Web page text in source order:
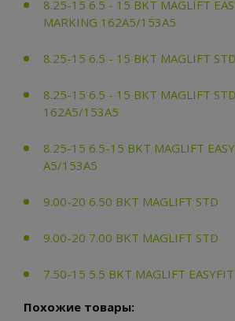
8.25-15 6.5 - 15 BKT MAGLIFT
MARKING 162A5/153A5
8.25-15 6.5 - 15 BKT MAGLIFT
8.25-15 6.5 - 15 BKT MAGLIFT
162A5/153A5
8.25-15 6.5-15 BKT MAGLIFT
A5/153A5
9.00-20 6.50 BKT MAGLIFT STD
9.00-20 7.00 BKT MAGLIFT STD
7.50-15 5.5 BKT MAGLIFT
Похожие товары: